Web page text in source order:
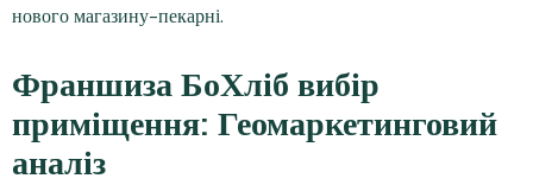
Франшиза БоХліб вибір
приміщення: Геомаркетинговий
аналіз